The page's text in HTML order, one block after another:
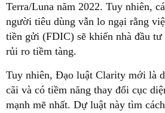
Terra/Luna năm 2022. Tuy nhiên,
người tiêu dùng vẫn lo ngại rằng
tiền gửi (FDIC) sẽ khiến nhà đầu
rủi ro tiềm tàng.
Tuy nhiên, Đạo luật Clarity mới là
cãi và có tiềm năng thay đổi cục
mạnh mẽ nhất. Dự luật này tìm